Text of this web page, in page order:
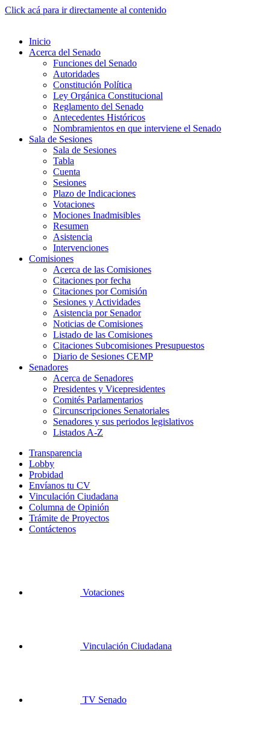
Click acá para ir directamente al contenido
Inicio
Acerca del Senado
Funciones del Senado
Autoridades
Constitución Política
Ley Orgánica Constitucional
Reglamento del Senado
Antecedentes Históricos
Nombramientos en que interviene el Senado
Sala de Sesiones
Sala de Sesiones
Tabla
Cuenta
Sesiones
Plazo de Indicaciones
Votaciones
Mociones Inadmisibles
Resumen
Asistencia
Intervenciones
Comisiones
Acerca de las Comisiones
Citaciones por fecha
Citaciones por Comisión
Sesiones y Actividades
Asistencia por Senador
Noticias de Comisiones
Listado de las Comisiones
Citaciones Subcomisiones Presupuestos
Diario de Sesiones CEMP
Senadores
Acerca de Senadores
Presidentes y Vicepresidentes
Comités Parlamentarios
Circunscripciones Senatoriales
Senadores y sus periodos legislativos
Listados A-Z
Transparencia
Lobby
Probidad
Envíanos tu CV
Vinculación Ciudadana
Columna de Opinión
Trámite de Proyectos
Contáctenos
Votaciones
Vinculación Ciudadana
TV Senado